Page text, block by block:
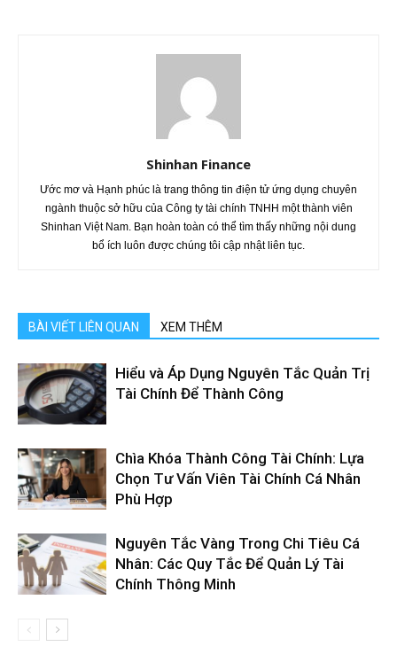
Shinhan Finance
Ước mơ và Hạnh phúc là trang thông tin điện tử ứng dụng chuyên
ngành thuộc sở hữu của Công ty tài chính TNHH một thành viên
Shinhan Việt Nam. Bạn hoàn toàn có thể tìm thấy những nội dung
bổ ích luôn được chúng tôi cập nhật liên tục.
BÀI VIẾT LIÊN QUAN XEM THÊM
Hiểu và Áp Dụng Nguyên Tắc Quản Trị
Tài Chính Để Thành Công
Chìa Khóa Thành Công Tài Chính: Lựa
Chọn Tư Vấn Viên Tài Chính Cá Nhân
Phù Hợp
Nguyên Tắc Vàng Trong Chi Tiêu Cá
Nhân: Các Quy Tắc Để Quản Lý Tài
Chính Thông Minh